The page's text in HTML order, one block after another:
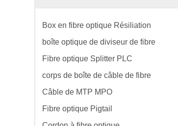
Box en fibre optique Résiliation
boîte optique de diviseur de fibre
Fibre optique Splitter PLC
corps de boîte de câble de fibre
Câble de MTP MPO
Fibre optique Pigtail